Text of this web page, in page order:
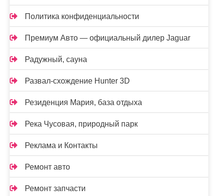
Политика конфиденциальности
Премиум Авто — официальный дилер Jaguar
Радужный, сауна
Развал-схождение Hunter 3D
Резиденция Мария, база отдыха
Река Чусовая, природный парк
Реклама и Контакты
Ремонт авто
Ремонт запчасти